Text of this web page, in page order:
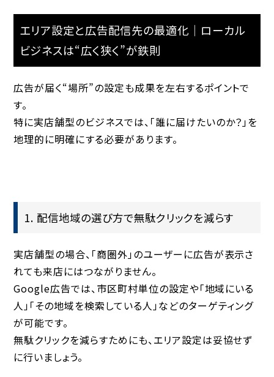
エリア設定と広告配信先の最適化｜ローカル
ビジネスは“広く狭く”が鉄則
広告が届く“場所”の設定も成果を左右するポイントで
す。
特に実店舗型のビジネスでは、「誰に届けたいのか？」を
地理的に明確にする必要があります。
1. 配信地域の選び方で無駄クリックを減らす
実店舗型の場合、「商圏外」のユーザーに広告が表示さ
れても来店にはつながりません。
Google広告では、市区町村単位の設定や「地域にいる
人」「その地域を検索している人」などのターゲティング
が可能です。
無駄クリックを減らすためにも、エリア設定は妥協せず
に行いましょう。